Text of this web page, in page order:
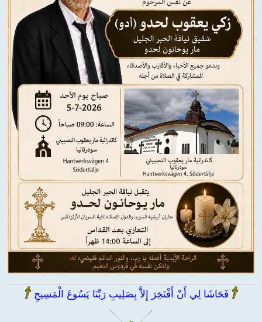
فَحَاشَا لِي أَنْ أَفْتَخِرَ إِلاَّ بِصَلِيبِ رَبِّنَا يَسُوعَ الْمَسِيحِ